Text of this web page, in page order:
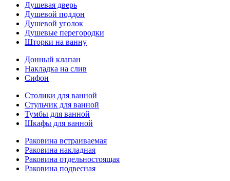
Душевая дверь
Душевой поддон
Душевой уголок
Душевые перегородки
Шторки на ванну
Донный клапан
Накладка на слив
Сифон
Столики для ванной
Стульчик для ванной
Тумбы для ванной
Шкафы для ванной
Раковина встраиваемая
Раковина накладная
Раковина отдельностоящая
Раковина подвесная